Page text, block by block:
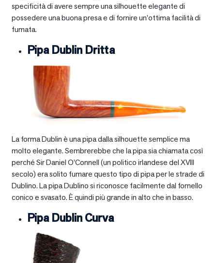
specificità di avere sempre una silhouette elegante di
possedere una buona presa e di fornire un’ottima facilità di
fumata.
Pipa Dublin Dritta
La forma Dublin è una pipa dalla silhouette semplice ma
molto elegante. Sembrerebbe che la pipa sia chiamata così
perché Sir Daniel O’Connell (un politico irlandese del XVIII
secolo) era solito fumare questo tipo di pipa per le strade di
Dublino. La pipa Dublino si riconosce facilmente dal fornello
conico e svasato. È quindi più grande in alto che in basso.
Pipa Dublin Curva